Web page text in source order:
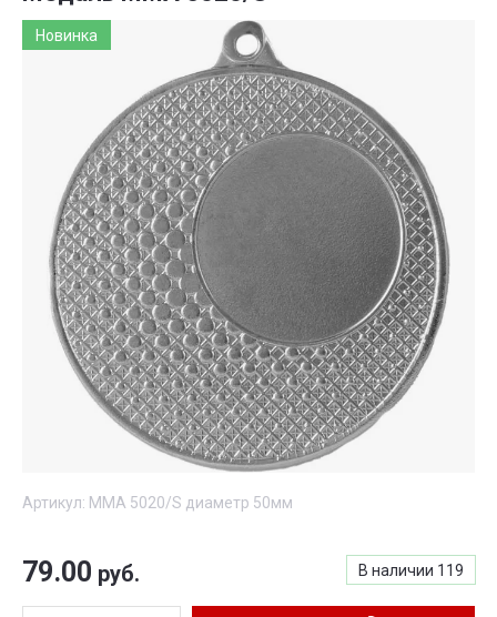
Новинка
Артикул: MMA 5020/S диаметр 50мм
В наличии 119
79.00 руб.